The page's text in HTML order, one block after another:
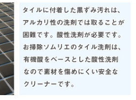
2015/09/24 11:28:28